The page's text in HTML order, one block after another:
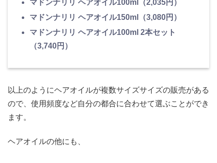
マドンナリリ ヘアオイル100ml（2,035円）
マドンナリリ ヘアオイル150ml（3,080円）
マドンナリリ ヘアオイル100ml 2本セット
（3,740円）
以上のようにヘアオイルが複数サイズサイズの販売がある
ので、使用頻度など自分の都合に合わせて選ぶことができ
ます。
ヘアオイルの他にも、